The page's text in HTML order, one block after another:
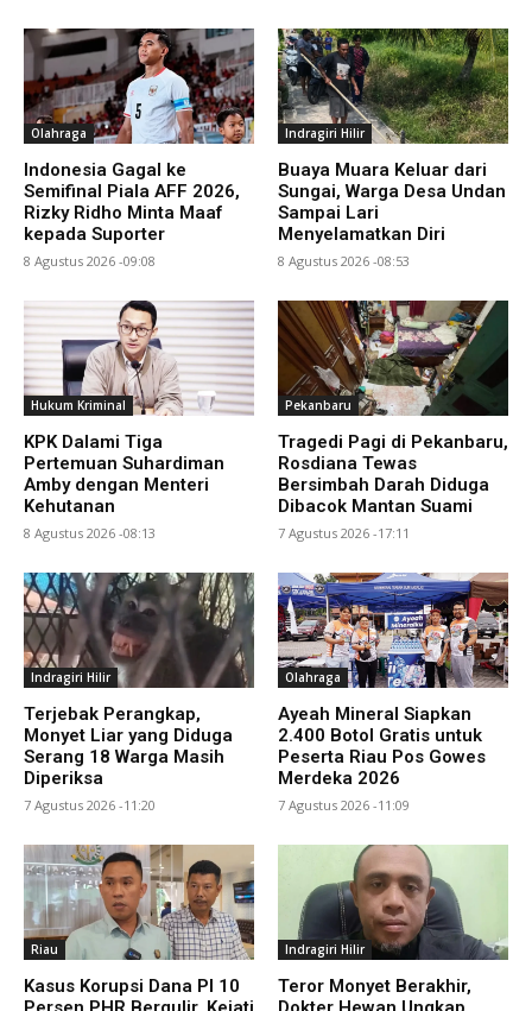
Olahraga
Indonesia Gagal ke
Semifinal Piala AFF 2026,
Rizky Ridho Minta Maaf
kepada Suporter
8 Agustus 2026 -09:08
Indragiri Hilir
Buaya Muara Keluar dari
Sungai, Warga Desa Undan
Sampai Lari
Menyelamatkan Diri
8 Agustus 2026 -08:53
Hukum Kriminal
KPK Dalami Tiga
Pertemuan Suhardiman
Amby dengan Menteri
Kehutanan
8 Agustus 2026 -08:13
Pekanbaru
Tragedi Pagi di Pekanbaru,
Rosdiana Tewas
Bersimbah Darah Diduga
Dibacok Mantan Suami
7 Agustus 2026 -17:11
Indragiri Hilir
Terjebak Perangkap,
Monyet Liar yang Diduga
Serang 18 Warga Masih
Diperiksa
7 Agustus 2026 -11:20
Olahraga
Ayeah Mineral Siapkan
2.400 Botol Gratis untuk
Peserta Riau Pos Gowes
Merdeka 2026
7 Agustus 2026 -11:09
Riau
Kasus Korupsi Dana PI 10
Indragiri Hilir
Teror Monyet Berakhir,